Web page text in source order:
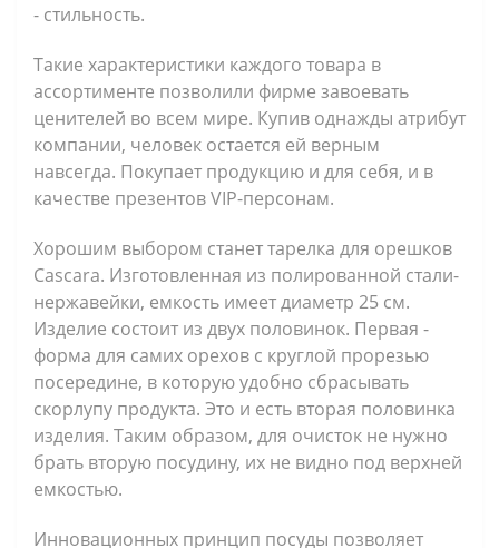
- стильность.
Такие характеристики каждого товара в
ассортименте позволили фирме завоевать
ценителей во всем мире. Купив однажды атрибут
компании, человек остается ей верным
навсегда. Покупает продукцию и для себя, и в
качестве презентов VIP-персонам.
Хорошим выбором станет тарелка для орешков
Cascara. Изготовленная из полированной стали-
нержавейки, емкость имеет диаметр 25 см.
Изделие состоит из двух половинок. Первая -
форма для самих орехов с круглой прорезью
посередине, в которую удобно сбрасывать
скорлупу продукта. Это и есть вторая половинка
изделия. Таким образом, для очисток не нужно
брать вторую посудину, их не видно под верхней
емкостью.
Инновационных принцип посуды позволяет